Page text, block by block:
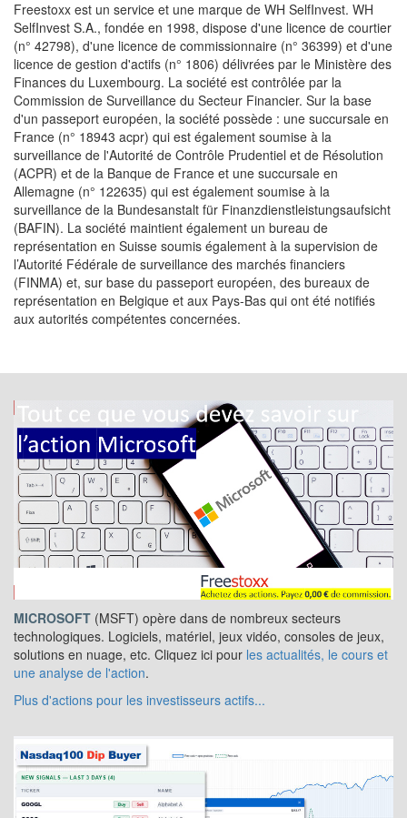
Freestoxx est un service et une marque de WH SelfInvest. WH
SelfInvest S.A., fondée en 1998, dispose d'une licence de courtier
(n° 42798), d'une licence de commissionnaire (n° 36399) et d'une
licence de gestion d'actifs (n° 1806) délivrées par le Ministère des
Finances du Luxembourg. La société est contrôlée par la
Commission de Surveillance du Secteur Financier. Sur la base
d'un passeport européen, la société possède : une succursale en
France (n° 18943 acpr) qui est également soumise à la
surveillance de l'Autorité de Contrôle Prudentiel et de Résolution
(ACPR) et de la Banque de France et une succursale en
Allemagne (n° 122635) qui est également soumise à la
surveillance de la Bundesanstalt für Finanzdienstleistungsaufsicht
(BAFIN). La société maintient également un bureau de
représentation en Suisse soumis également à la supervision de
l’Autorité Fédérale de surveillance des marchés financiers
(FINMA) et, sur base du passeport européen, des bureaux de
représentation en Belgique et aux Pays-Bas qui ont été notifiés
aux autorités compétentes concernées.
MICROSOFT (MSFT) opère dans de nombreux secteurs
technologiques. Logiciels, matériel, jeux vidéo, consoles de jeux,
solutions en nuage, etc. Cliquez ici pour les actualités, le cours et
une analyse de l'action.
Plus d'actions pour les investisseurs actifs...